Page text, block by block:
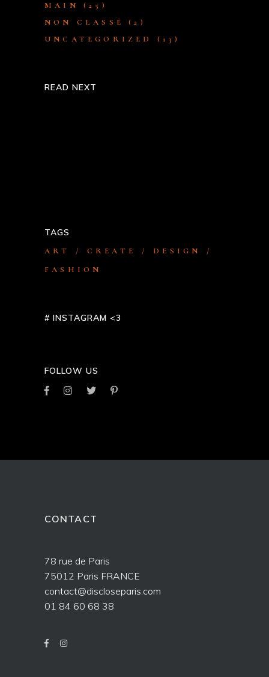
MAIN
(25)
NON CLASSÉ
(2)
UNCATEGORIZED
(13)
READ NEXT
TAGS
ART CREATE
DESIGN
FASHION
# INSTAGRAM <3
FOLLOW US
CONTACT
78 rue de Paris
75012 Paris FRANCE
contact@discloseparis.com
01 84 60 68 38